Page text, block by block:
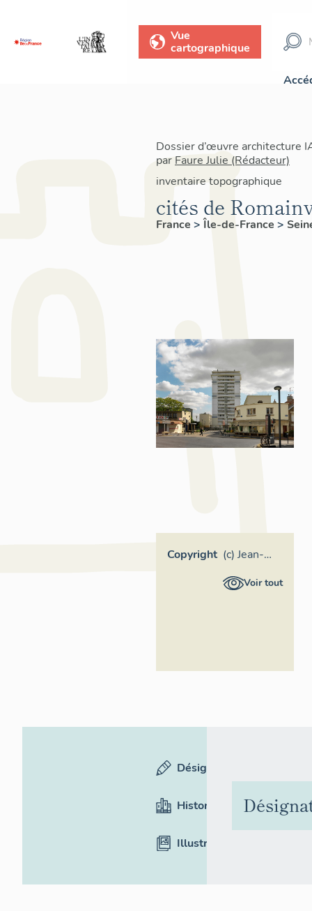
Vue
cartographique
Dossier d’œuvre architecture
par Faure Julie (Rédacteur)
inventaire topographique
cités de
France > Île-de-France >
Copyright (c) Jean-
BernardVoir tout
Désignation
Historique
Illustrations